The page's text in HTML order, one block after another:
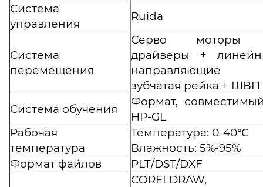
Система
управления
Ruida
Система
перемещения
Серво
драйверы +
зубчатая рейка + ШВП
Система обучения
Формат,
HP-GL
Рабочая
температура
Температура: 0-40℃
Влажность: 5%-95%
Формат файлов
PLT/DST/DXF
CORELDRAW,